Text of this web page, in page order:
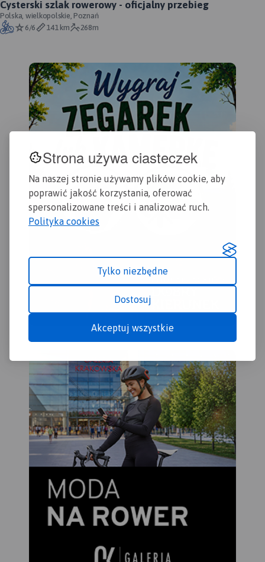
Strona używa ciasteczek
Na naszej stronie używamy plików cookie, aby
poprawić jakość korzystania, oferować
spersonalizowane treści i analizować ruch.
Polityka cookies
Tylko niezbędne
Dostosuj
Akceptuj wszystkie
turystycznymi w postaci
grafik. Mapa Kujawy to
doskonała propozycja
samochodem.
Cysterski szlak rowerowy - oficjalny przebieg
Polska, wielkopolskie, Poznań
6/6
141 km 268m